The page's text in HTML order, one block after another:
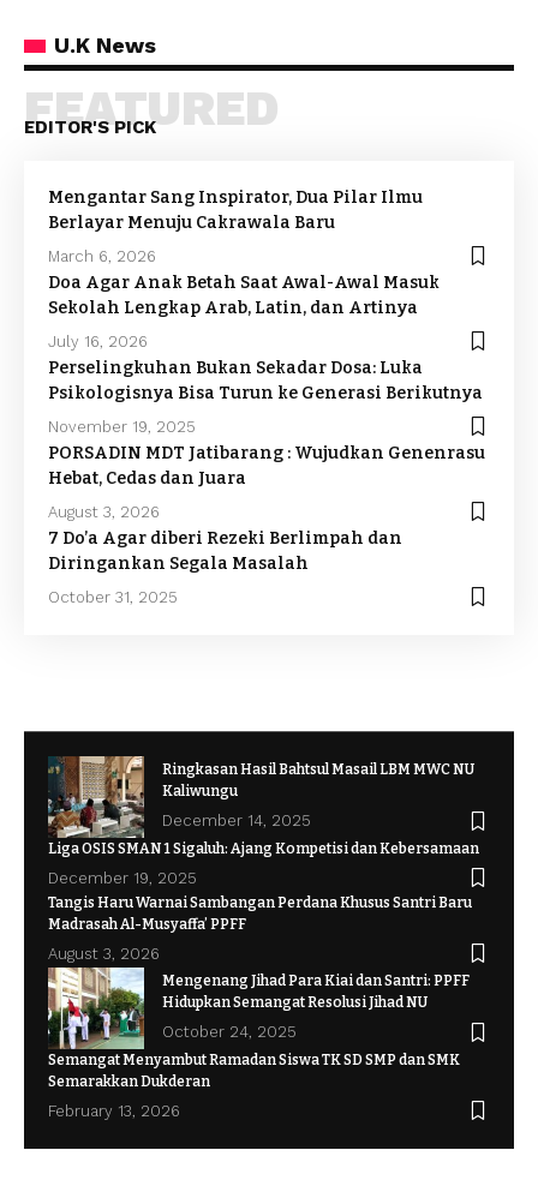
U.K News
EDITOR'S PICK
FEATURED
Mengantar Sang Inspirator, Dua Pilar Ilmu
Berlayar Menuju Cakrawala Baru
March 6, 2026
Doa Agar Anak Betah Saat Awal-Awal Masuk
Sekolah Lengkap Arab, Latin, dan Artinya
July 16, 2026
Perselingkuhan Bukan Sekadar Dosa: Luka
Psikologisnya Bisa Turun ke Generasi Berikutnya
November 19, 2025
PORSADIN MDT Jatibarang : Wujudkan Genenrasu
Hebat, Cedas dan Juara
August 3, 2026
7 Do’a Agar diberi Rezeki Berlimpah dan
Diringankan Segala Masalah
October 31, 2025
Ringkasan Hasil Bahtsul Masail LBM MWC NU
Kaliwungu
December 14, 2025
Liga OSIS SMAN 1 Sigaluh: Ajang Kompetisi dan Kebersamaan
December 19, 2025
Tangis Haru Warnai Sambangan Perdana Khusus Santri Baru
Madrasah Al-Musyaffa’ PPFF
August 3, 2026
Mengenang Jihad Para Kiai dan Santri: PPFF
Hidupkan Semangat Resolusi Jihad NU
October 24, 2025
Semangat Menyambut Ramadan Siswa TK SD SMP dan SMK
Semarakkan Dukderan
February 13, 2026